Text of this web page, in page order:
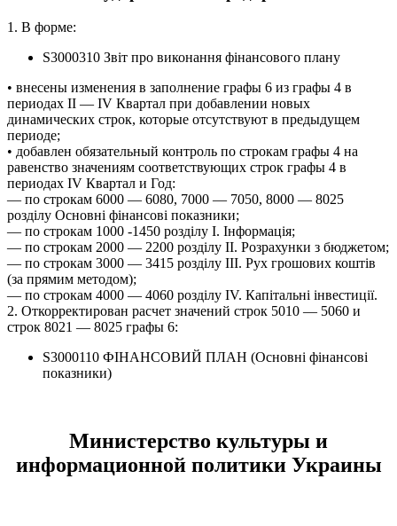
1. В форме:
S3000310 Звіт про виконання фінансового плану
• внесены изменения в заполнение графы 6 из графы 4 в
периодах ІІ — IV Квартал при добавлении новых
динамических строк, которые отсутствуют в предыдущем
периоде;
• добавлен обязательный контроль по строкам графы 4 на
равенство значениям соответствующих строк графы 4 в
периодах IV Квартал и Год:
— по строкам 6000 — 6080, 7000 — 7050, 8000 — 8025
розділу Основні фінансові показники;
— по строкам 1000 -1450 розділу І. Інформація;
— по строкам 2000 — 2200 розділу ІІ. Розрахунки з бюджетом;
— по строкам 3000 — 3415 розділу ІІІ. Рух грошових коштів
(за прямим методом);
— по строкам 4000 — 4060 розділу IV. Капітальні інвестиції.
2. Откорректирован расчет значений строк 5010 — 5060 и
строк 8021 — 8025 графы 6:
S3000110 ФІНАНСОВИЙ ПЛАН (Основні фінансові
показники)
Министерство культуры и
информационной политики Украины